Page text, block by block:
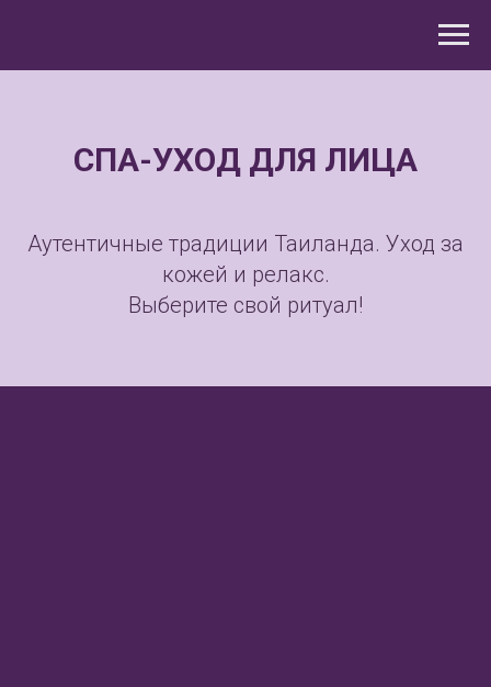
СПА-УХОД ДЛЯ ЛИЦА
Аутентичные традиции Таиланда. Уход за
кожей и релакс.
Выберите свой ритуал!